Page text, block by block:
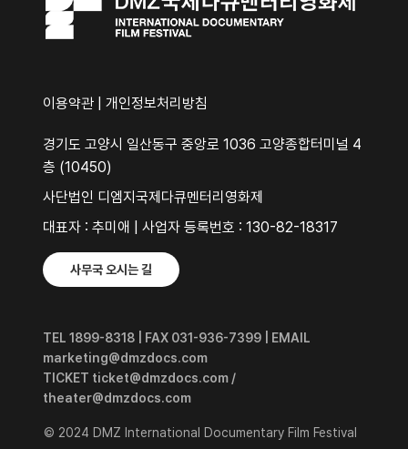
이용약관 개인정보처리방침
경기도 고양시 일산동구 중앙로 1036 고양종합터미널 4
층 (10450)
사단법인 디엠지국제다큐멘터리영화제
대표자 : 추미애 | 사업자 등록번호 : 130-82-18317
사무국 오시는 길
TEL 1899-8318 | FAX 031-936-7399 | EMAIL
marketing@dmzdocs.com
TICKET ticket@dmzdocs.com /
theater@dmzdocs.com
© 2024 DMZ International Documentary Film Festival